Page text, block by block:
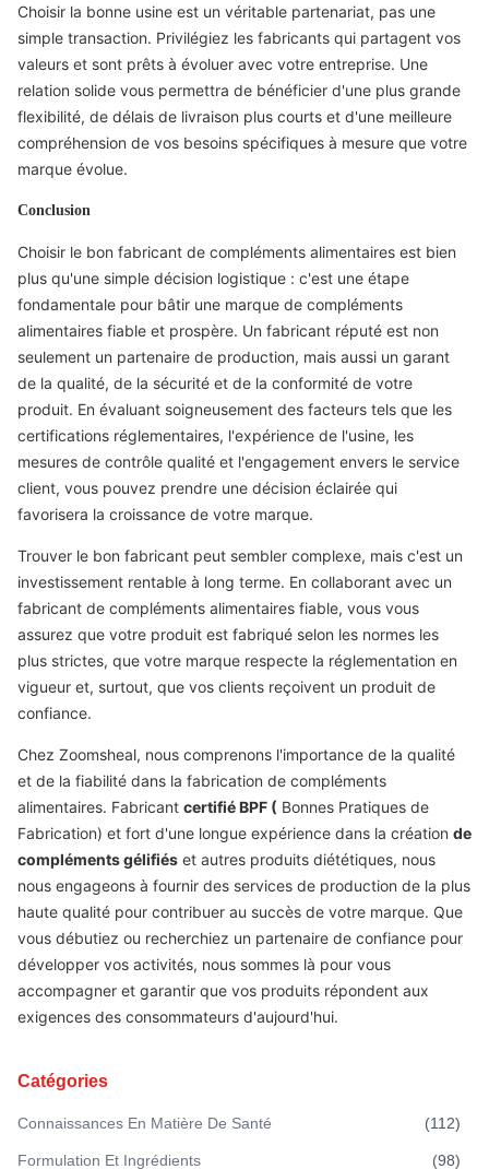
Choisir la bonne usine est un véritable partenariat, pas une
simple transaction. Privilégiez les fabricants qui partagent vos
valeurs et sont prêts à évoluer avec votre entreprise. Une
relation solide vous permettra de bénéficier d'une plus grande
flexibilité, de délais de livraison plus courts et d'une meilleure
compréhension de vos besoins spécifiques à mesure que votre
marque évolue.
Conclusion
Choisir le bon fabricant de compléments alimentaires est bien
plus qu'une simple décision logistique : c'est une étape
fondamentale pour bâtir une marque de compléments
alimentaires fiable et prospère. Un fabricant réputé est non
seulement un partenaire de production, mais aussi un garant
de la qualité, de la sécurité et de la conformité de votre
produit. En évaluant soigneusement des facteurs tels que les
certifications réglementaires, l'expérience de l'usine, les
mesures de contrôle qualité et l'engagement envers le service
client, vous pouvez prendre une décision éclairée qui
favorisera la croissance de votre marque.
Trouver le bon fabricant peut sembler complexe, mais c'est un
investissement rentable à long terme. En collaborant avec un
fabricant de compléments alimentaires fiable, vous vous
assurez que votre produit est fabriqué selon les normes les
plus strictes, que votre marque respecte la réglementation en
vigueur et, surtout, que vos clients reçoivent un produit de
confiance.
Chez Zoomsheal, nous comprenons l'importance de la qualité
et de la fiabilité dans la fabrication de compléments
alimentaires. Fabricant certifié BPF ( Bonnes Pratiques de
Fabrication) et fort d'une longue expérience dans la création de
compléments gélifiés et autres produits diététiques, nous
nous engageons à fournir des services de production de la plus
haute qualité pour contribuer au succès de votre marque. Que
vous débutiez ou recherchiez un partenaire de confiance pour
développer vos activités, nous sommes là pour vous
accompagner et garantir que vos produits répondent aux
exigences des consommateurs d'aujourd'hui.
Catégories
Connaissances En Matière De Santé (112)
Formulation Et Ingrédients (98)